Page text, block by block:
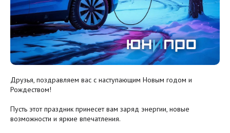
Друзья, поздравляем вас с наступающим Новым годом и
Рождеством!
Пусть этот праздник принесет вам заряд энергии, новые
возможности и яркие впечатления.